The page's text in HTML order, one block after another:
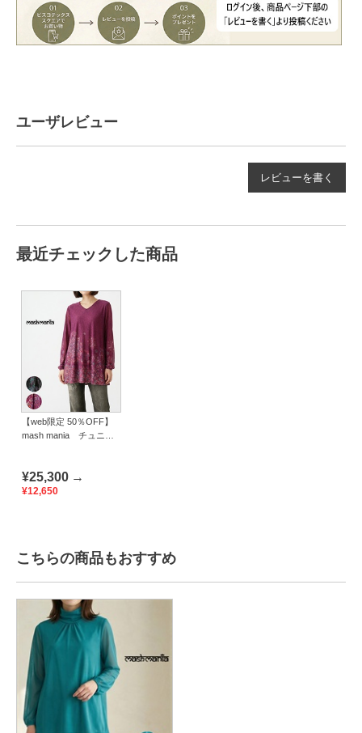
ユーザレビュー
レビューを書く
最近チェックした商品
【web限定 50％OFF】
mash mania チュニッ
¥25,300 →
¥12,650
こちらの商品もおすすめ